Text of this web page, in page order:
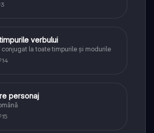
3
românăverbului
conjugat la toate timpurile și modurile
14
română
personaj
15